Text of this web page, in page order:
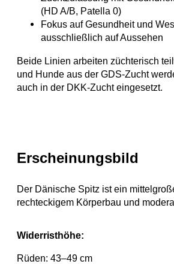
(HD A/B, Patella 0)
Fokus auf Gesundheit und
ausschließlich auf Aussehen
Beide Linien arbeiten züchterisch
und Hunde aus der GDS-Zucht
auch in der DKK-Zucht eingesetzt.
Erscheinungsbild
Der Dänische Spitz ist ein
rechteckigem Körperbau und
Widerristhöhe:
Rüden: 43–49 cm